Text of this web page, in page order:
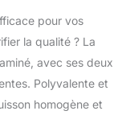
pour vos
la qualité ? La
avec ses deux
Polyvalente et
homogène et